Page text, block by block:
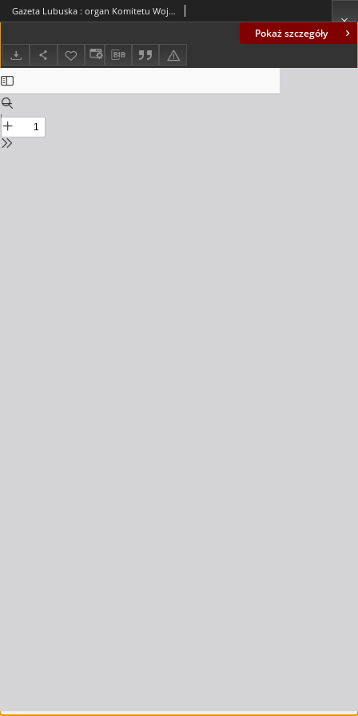
Pokaż szczegóły
Gazeta Lubuska : organ Komitetu Wojewódzkiego Polskiej Zjednoczonej Partii Robotniczej R. II Nr 353 (28 grudnia 1949). - Wyd. ABCD